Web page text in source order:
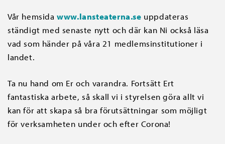
Vår hemsidawww.lansteaterna.se uppdateras
ständigt med senaste nytt och där kan Ni också läsa
vad som händer på våra 21 medlemsinstitutioner i
landet.
Ta nu hand om Er och varandra. Fortsätt Ert
fantastiska arbete, så skall vi i styrelsen göra allt vi
kan för att skapa så bra förutsättningar som möjligt
för verksamheten under och efter Corona!